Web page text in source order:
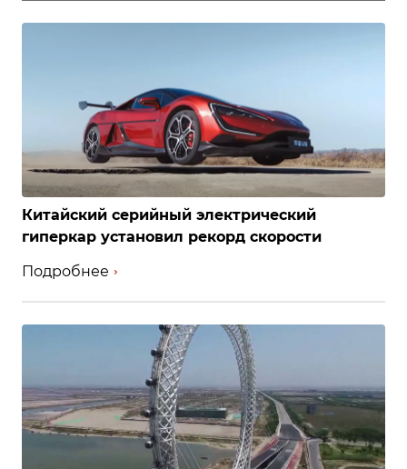
Китайский серийный электрический
гиперкар установил рекорд скорости
Подробнее